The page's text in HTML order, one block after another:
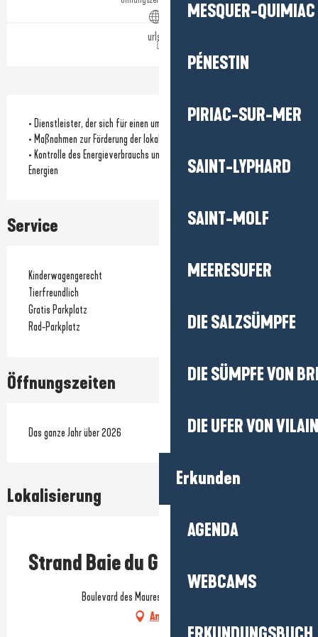
MESQUER-QUIMIAC
PÉNESTIN
PIRIAC-SUR-MER
SAINT-LYPHARD
SAINT-MOLF
MEERESUFER
DIE SALZSÜMPFE
DIE SÜMPFE VON
DIE UFER VON
Erkunden
AGENDA
WEBCAMS
urls.fr
• Dienstleister, der sich für einen umweltfreundlichen Ansatz einsetzt
• Maßnahmen zur Förderung der lokalen Biodiversität
• Kontrolle des Energieverbrauchs und/oder Nutzung erneuerbarer
Energien
Service
Kinderwagengerecht
Tierfreundlich
Gratis Parkplatz
Rad-Parkplatz
Öffnungszeiten
Das ganze Jahr über 2026
Lokalisierung
Strand Baie du Guec
Boulevard des Maures, 44510 Le Pouliguen
Anfahrt